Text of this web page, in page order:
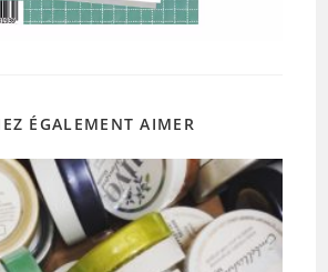
ÉGALEMENT AIMER